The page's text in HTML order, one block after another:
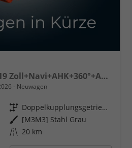
Sportline TSI 4x4 360°+19 Zoll+Navi+AHK+360°+ACC+Frontscheibe beheizbar+Travel Assist
Neuwagen
Getriebe
Doppelkupplungsgetriebe (DSG)
Außenfarbe [M3M3] Stahl Grau
Kilometerstand 20 km